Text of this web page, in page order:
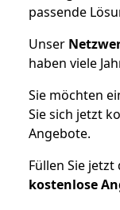
passende
Unser
haben viele
Sie möchten
Sie sich jetzt
Angebote.
Füllen Sie
kostenlose